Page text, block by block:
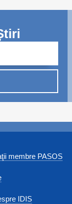
membre PASOS
IDIS